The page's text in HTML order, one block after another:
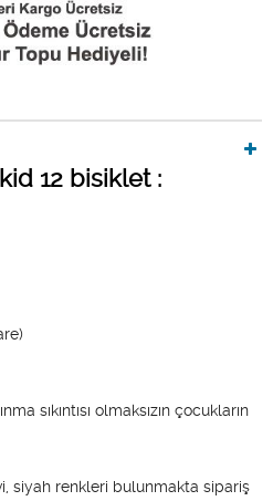
12 bisiklet :
sıkıntısı olmaksızın çocukların
siyah renkleri bulunmakta sipariş